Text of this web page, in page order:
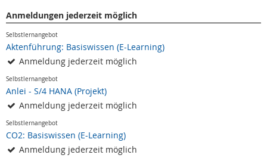
Anmeldungen jederzeit möglich
Selbstlernangebot
Aktenführung: Basiswissen (E-Learning)
Anmeldung jederzeit möglich
Selbstlernangebot
Anlei - S/4 HANA (Projekt)
Anmeldung jederzeit möglich
Selbstlernangebot
CO2: Basiswissen (E-Learning)
Anmeldung jederzeit möglich